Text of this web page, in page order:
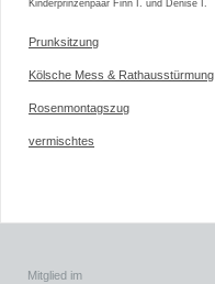
Kinderprinzenpaar Finn I. und Denise I.
Prunksitzung
Kölsche Mess & Rathausstürmung
Rosenmontagszug
vermischtes
Mitglied im